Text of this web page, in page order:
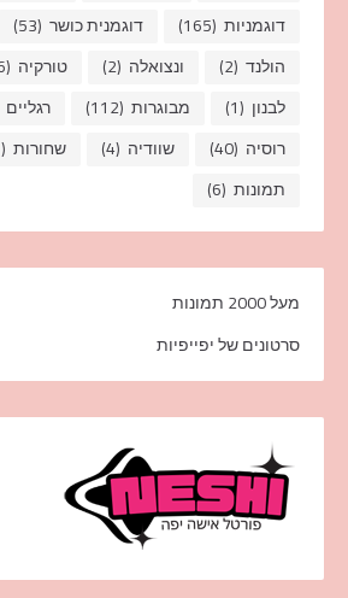
דוגמניות (165) דוגמנית כושר (53)
הולנד (2) ונצואלה (2) טורקיה (6)
לבנון (1) מבוגרות (112) רגליים
רוסיה (40) שוודיה (4) שחורות (1)
תמונות (6)
מעל 2000 תמונות
סרטונים של יפייפיות